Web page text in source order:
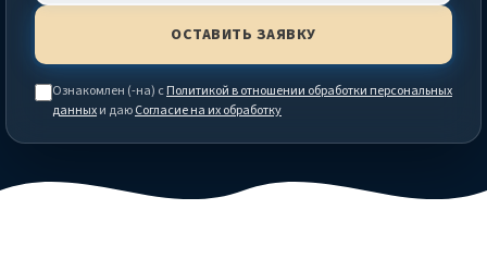
Ознакомлен (-на) сПолитикой в отношении обработки персональных
данныхи даюСогласие на их обработку